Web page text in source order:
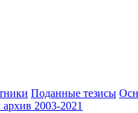
Поданные тезисы
2003-2021